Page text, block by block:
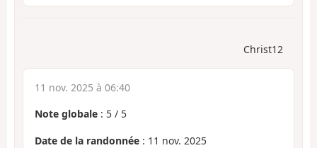
Christ12
11 nov. 2025 à 06:40
Note globale : 5 / 5
Date de la randonnée : 11 nov. 2025